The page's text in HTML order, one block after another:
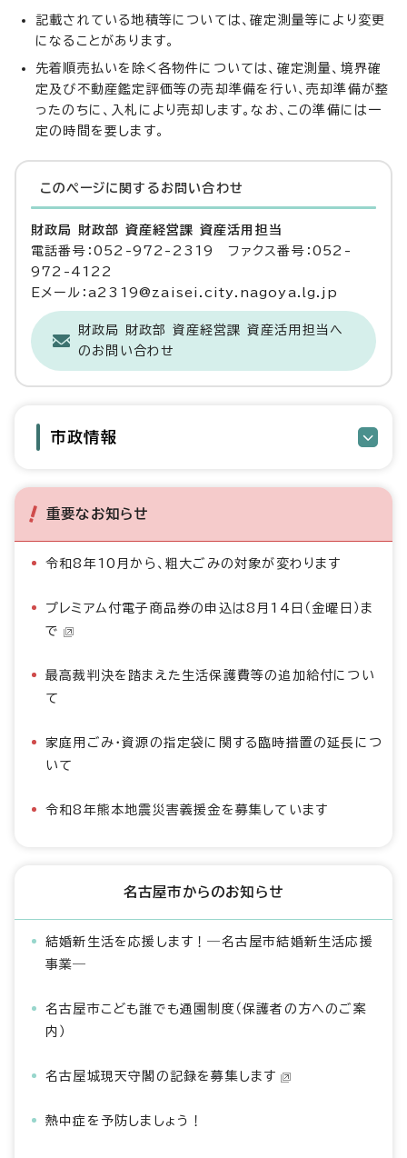
記載されている地積等については、確定測量等により変更
になることがあります。
先着順売払いを除く各物件については、確定測量、境界確
定及び不動産鑑定評価等の売却準備を行い、売却準備が整
ったのちに、入札により売却します。なお、この準備には一
定の時間を要します。
このページに関する お問い合わせ
財政局 財政部 資産経営課 資産活用担当
電話番号：052-972-2319 ファクス番号：052-
972-4122
Eメール：a2319@zaisei.city.nagoya.lg.jp
財政局 財政部 資産経営課 資産活用担当へ
のお問い合わせ
市政情報
重要なお知らせ
令和8年10月から、粗大ごみの対象が変わります
プレミアム付電子商品券の申込は8月14日（金曜日）ま
で
最高裁判決を踏まえた生活保護費等の追加給付につい
て
家庭用ごみ・資源の指定袋に関する臨時措置の延長につ
いて
令和8年熊本地震災害義援金を募集しています
名古屋市からのお知らせ
結婚新生活を応援します！―名古屋市結婚新生活応援
事業―
名古屋市こども誰でも通園制度（保護者の方へのご案
内）
名古屋城現天守閣の記録を募集します
熱中症を予防しましょう！